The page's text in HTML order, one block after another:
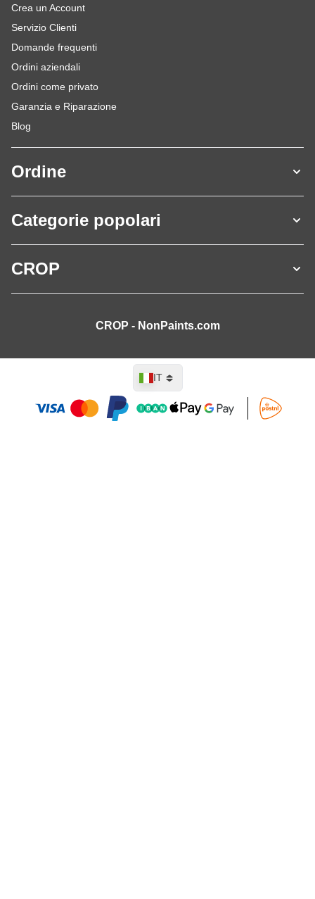
Crea un Account
Servizio Clienti
Domande frequenti
Ordini aziendali
Ordini come privato
Garanzia e Riparazione
Blog
Ordine
Categorie popolari
CROP
CROP - NonPaints.com
Lingua
IT